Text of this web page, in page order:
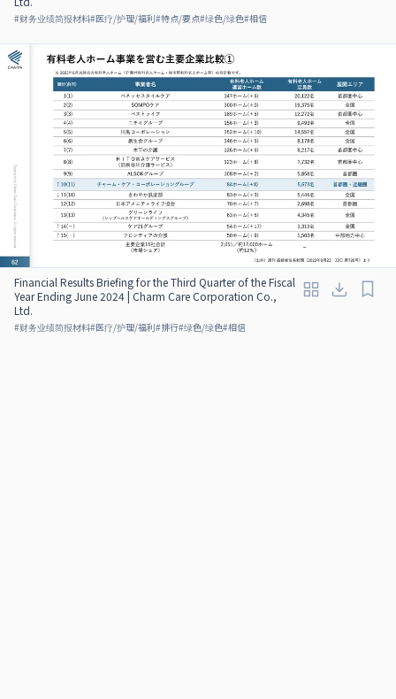
#财务业绩简报材料#医疗/护理/福利#特点/要点#绿色/绿色#相信
Financial Results Briefing for the Third Quarter of the Fiscal
Year Ending June 2024 | Charm Care Corporation Co.,
Ltd.
#财务业绩简报材料#医疗/护理/福利#排行#绿色/绿色#相信